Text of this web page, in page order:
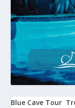
Blue Cave Tour